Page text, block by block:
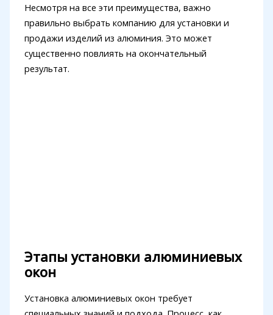
Несмотря на все эти преимущества, важно
правильно выбрать компанию для установки и
продажи изделий из алюминия. Это может
существенно повлиять на окончательный
результат.
Этапы установки алюминиевых
окон
Установка алюминиевых окон требует